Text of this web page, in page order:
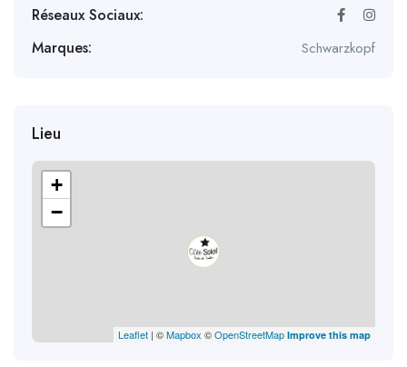
Réseaux Sociaux:
Marques:
Schwarzkopf
Lieu
+
−
Leaflet | ©Mapbox ©OpenStreetMap Improve this map